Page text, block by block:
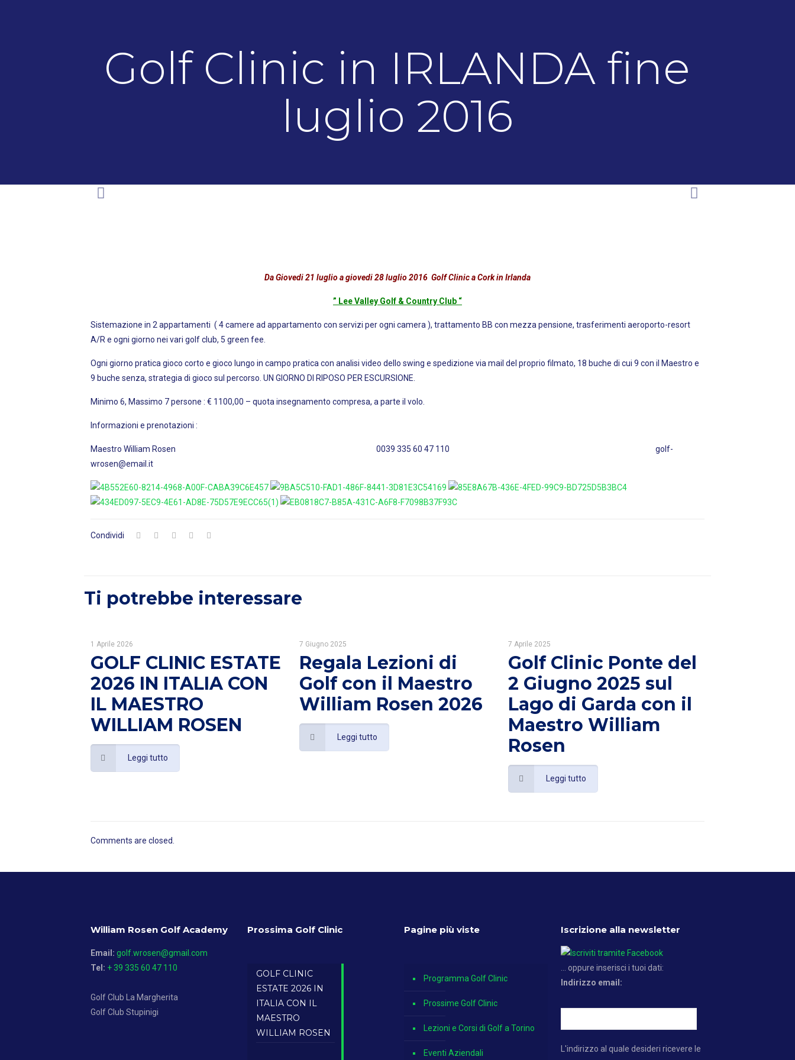
Golf Clinic in IRLANDA fine
luglio 2016
Da Giovedi 21 luglio a giovedi 28 luglio 2016 Golf Clinic a Cork in Irlanda
” Lee Valley Golf & Country Club “
Sistemazione in 2 appartamenti ( 4 camere ad appartamento con servizi per ogni camera ), trattamento BB con mezza pensione, trasferimenti aeroporto-resort
A/R e ogni giorno nei vari golf club, 5 green fee.
Ogni giorno pratica gioco corto e gioco lungo in campo pratica con analisi video dello swing e spedizione via mail del proprio filmato, 18 buche di cui 9 con il Maestro e
9 buche senza, strategia di gioco sul percorso. UN GIORNO DI RIPOSO PER ESCURSIONE.
Minimo 6, Massimo 7 persone : € 1100,00 – quota insegnamento compresa, a parte il volo.
Informazioni e prenotazioni :
Maestro William Rosen 0039 335 60 47 110 golf-
wrosen@email.it
Condividi
Ti potrebbe interessare
1 Aprile 2026
GOLF CLINIC ESTATE
2026 IN ITALIA CON
IL MAESTRO
WILLIAM ROSEN
Leggi tutto
7 Giugno 2025
Regala Lezioni di
Golf con il Maestro
William Rosen 2026
Leggi tutto
7 Aprile 2025
Golf Clinic Ponte del
2 Giugno 2025 sul
Lago di Garda con il
Maestro William
Rosen
Leggi tutto
Comments are closed.
William Rosen Golf Academy
Email: golf.wrosen@gmail.com
Tel: + 39 335 60 47 110
Golf Club La Margherita
Golf Club Stupinigi
Prossima Golf Clinic
GOLF CLINIC
ESTATE 2026 IN
ITALIA CON IL
MAESTRO
WILLIAM ROSEN
Pagine più viste
Programma Golf Clinic
Prossime Golf Clinic
Lezioni e Corsi di Golf a Torino
Eventi Aziendali
Iscrizione alla newsletter
... oppure inserisci i tuoi dati:
Indirizzo email:
L'indirizzo al quale desideri ricevere le